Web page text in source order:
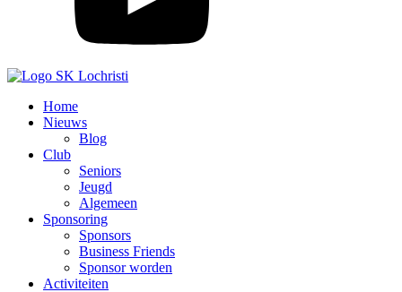
Home
Nieuws
Blog
Club
Seniors
Jeugd
Algemeen
Sponsoring
Sponsors
Business Friends
Sponsor worden
Activiteiten